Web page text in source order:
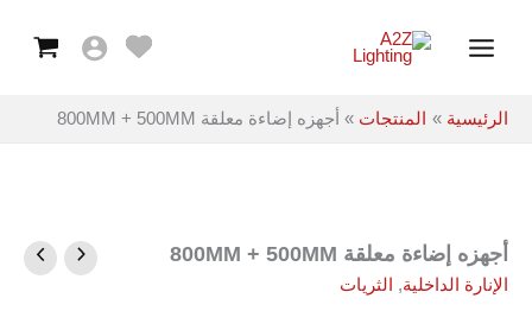
Menu
الرئيسية المنتجات أجهزه إضاءة معلقة 800MM + 500MM
أجهزه إضاءة معلقة 800MM + 500MM
الإنارة الداخلية, الثريات
كمية
أجهزه
إضاءة